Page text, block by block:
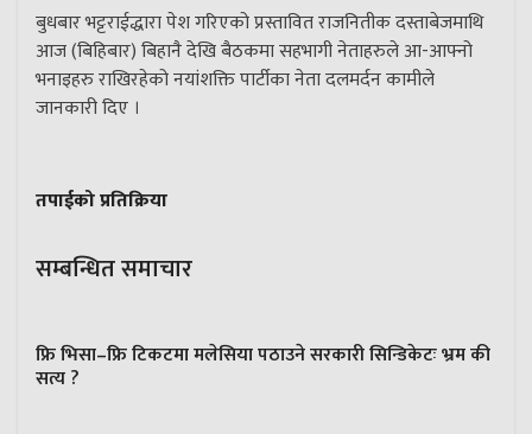
बुधबार भट्टराईद्धारा पेश गरिएको प्रस्तावित राजनितीक दस्ताबेजमाथि
आज (बिहिबार) बिहानै देखि बैठकमा सहभागी नेताहरुले आ-आफ्नो
भनाइहरु राखिरहेको नयांशक्ति पार्टीका नेता दलमर्दन कामीले
जानकारी दिए ।
तपाईको प्रतिक्रिया
सम्बन्धित समाचार
फ्रि भिसा–फ्रि टिकटमा मलेसिया पठाउने सरकारी सिन्डिकेटः भ्रम की
सत्य ?